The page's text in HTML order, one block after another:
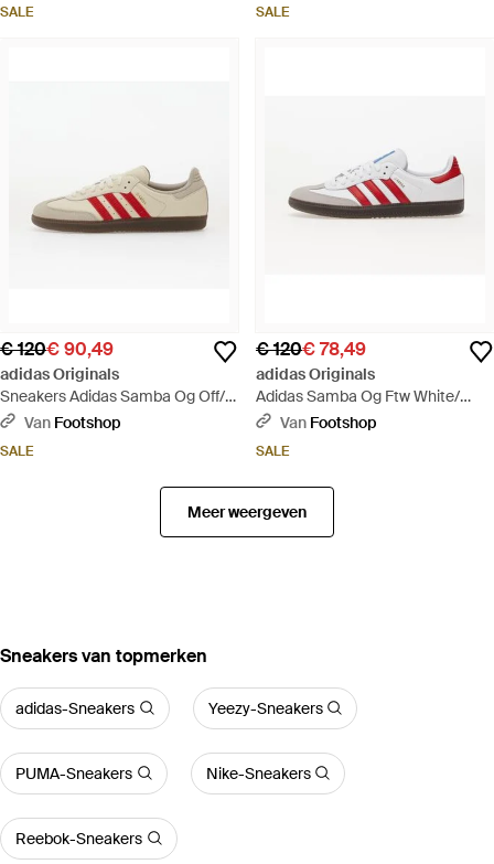
SALE SALE
€ 120€ 90,49
adidas Originals
Sneakers Adidas Samba Og Off/
Better Scarlet/ Gum5 Eur - Roze
Van Footshop
SALE
€ 120€ 78,49
adidas Originals
Adidas Samba Og Ftw White/
Better Scarlet/ Supplier Colour -
Van Footshop
SALE
Meer weergeven
‪Sneakers‬ van topmerken
adidas-Sneakers Yeezy-Sneakers
PUMA-Sneakers Nike-Sneakers
Reebok-Sneakers